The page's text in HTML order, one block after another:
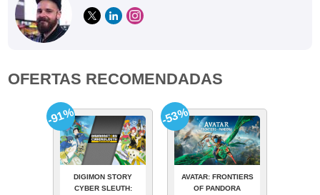
OFERTAS RECOMENDADAS
DIGIMON STORY
CYBER SLEUTH:
-91%
AVATAR: FRONTIERS
OF PANDORA
-53%